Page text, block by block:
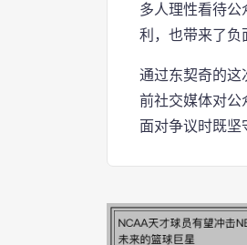
多人理性看待
利，也带来了负
通过东契奇的这
前社交媒体对公
面对争议时既坚